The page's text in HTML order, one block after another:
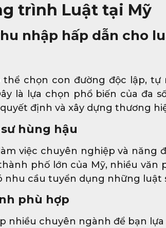
trình Luật tại Mỹ
nhập hấp dẫn cho
chọn con đường độc lập, tự
là lựa chọn phổ biến của đa
định và xây dựng thương
hùng hậu
việc chuyên nghiệp và năng
phố lớn của Mỹ, nhiều văn
nhu cầu tuyển dụng những luật
phù hợp
nhiều chuyên ngành để bạn